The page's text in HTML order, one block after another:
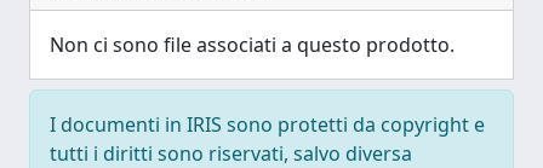
Non ci sono file associati a questo prodotto.
I documenti in IRIS sono protetti da copyright e
tutti i diritti sono riservati, salvo diversa